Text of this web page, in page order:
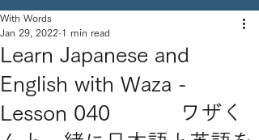
Learn Japanese and
English with Waza -
Lesson 040 ワザく
With Words
Jan 29, 2022 1 min read